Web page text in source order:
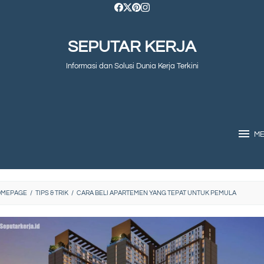
SEPUTAR KERJA
Informasi dan Solusi Dunia Kerja Terkini
/ TIPS & TRIK / CARA BELI APARTEMEN YANG TEPAT UNTUK PEMULA